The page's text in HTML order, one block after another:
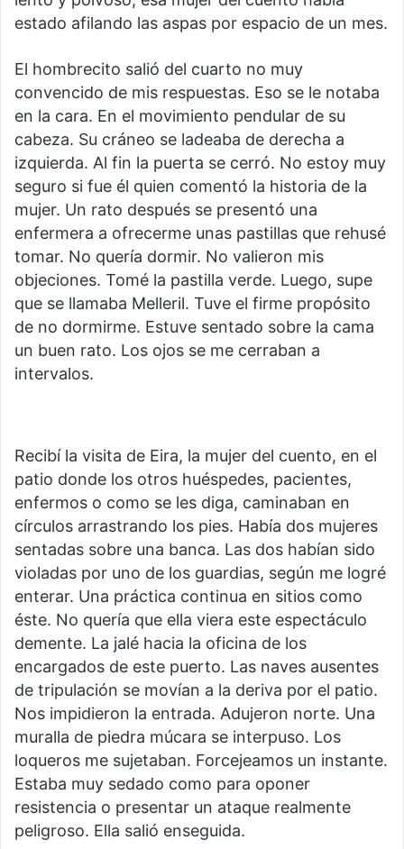
estado afilando las aspas por espacio de un mes.
El hombrecito salió del cuarto no muy
convencido de mis respuestas. Eso se le notaba
en la cara. En el movimiento pendular de su
cabeza. Su cráneo se ladeaba de derecha a
izquierda. Al fin la puerta se cerró. No estoy muy
seguro si fue él quien comentó la historia de la
mujer. Un rato después se presentó una
enfermera a ofrecerme unas pastillas que rehusé
tomar. No quería dormir. No valieron mis
objeciones. Tomé la pastilla verde. Luego, supe
que se llamaba Melleril. Tuve el firme propósito
de no dormirme. Estuve sentado sobre la cama
un buen rato. Los ojos se me cerraban a
intervalos.
Recibí la visita de Eira, la mujer del cuento, en el
patio donde los otros huéspedes, pacientes,
enfermos o como se les diga, caminaban en
círculos arrastrando los pies. Había dos mujeres
sentadas sobre una banca. Las dos habían sido
violadas por uno de los guardias, según me logré
enterar. Una práctica continua en sitios como
éste. No quería que ella viera este espectáculo
demente. La jalé hacia la oficina de los
encargados de este puerto. Las naves ausentes
de tripulación se movían a la deriva por el patio.
Nos impidieron la entrada. Adujeron norte. Una
muralla de piedra múcara se interpuso. Los
loqueros me sujetaban. Forcejeamos un instante.
Estaba muy sedado como para oponer
resistencia o presentar un ataque realmente
peligroso. Ella salió enseguida.